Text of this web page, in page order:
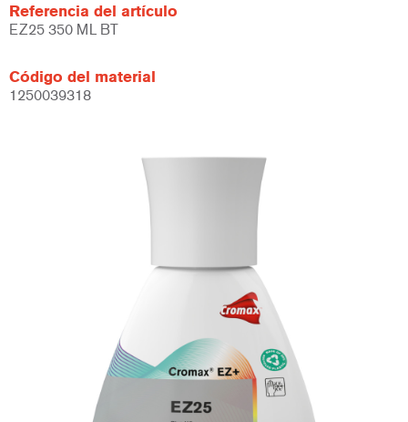
Referencia del artículo
EZ25 350 ML BT
Código del material
1250039318